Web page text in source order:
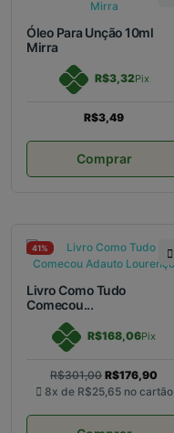
Óleo Para Unção 10ml
Mirra
R$3,32Pix
R$3,49
Comprar
41%
Livro Como Tudo
Comecou...
R$168,06Pix
R$301,00 R$176,90
8x de R$25,65 no cartão